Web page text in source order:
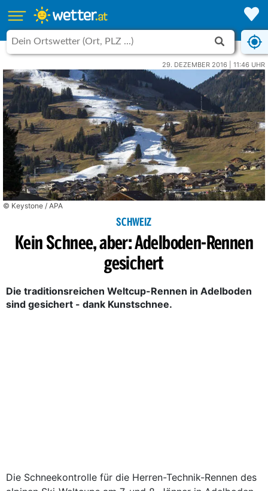
29. DEZEMBER 2016 | 11:46 UHR
© Keystone / APA
SCHWEIZ
Kein Schnee, aber: Adelboden-Rennen
gesichert
Die traditionsreichen Weltcup-Rennen in Adelboden
sind gesichert - dank Kunstschnee.
Die Schneekontrolle für die Herren-Technik-Rennen des